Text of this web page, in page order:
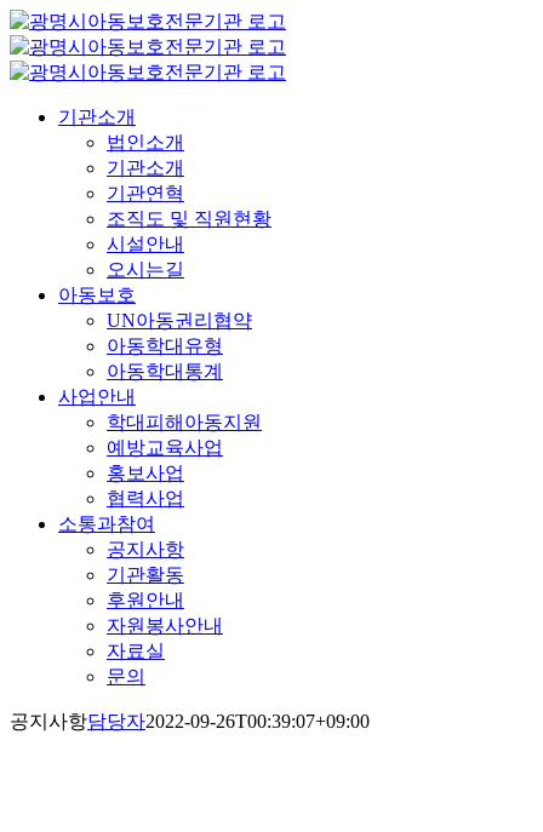
콘
텐
츠
기관소개
법인소개
기관소개
기관연혁
조직도 및 직원현황
시설안내
오시는길
아동보호
UN아동권리협약
아동학대유형
아동학대통계
사업안내
학대피해아동지원
예방교육사업
홍보사업
협력사업
소통과참여
공지사항
기관활동
후원안내
자원봉사안내
자료실
문의
공지사항담당자2022-09-26T00:39:07+09:00